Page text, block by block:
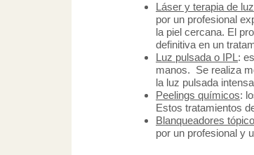
Láser y terapia de luz
por un profesional
la piel cercana. El
definitiva en un
Luz pulsada o IPL :
manos. Se realiza
la luz pulsada
Peelings químicos:
Estos tratamientos
Blanqueadores
por un profesional y